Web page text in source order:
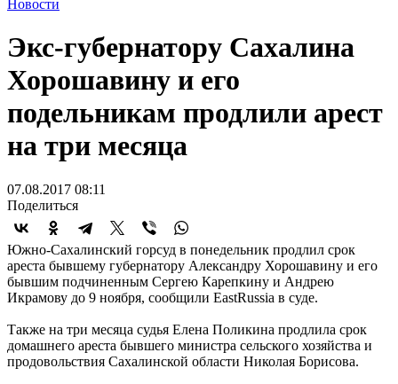
Новости
Экс-губернатору Сахалина
Хорошавину и его
подельникам продлили арест
на три месяца
07.08.2017 08:11
Поделиться
Южно-Сахалинский горсуд в понедельник продлил срок
ареста бывшему губернатору Александру Хорошавину и его
бывшим подчиненным Сергею Карепкину и Андрею
Икрамову до 9 ноября, сообщили EastRussia в суде.
Также на три месяца судья Елена Поликина продлила срок
домашнего ареста бывшего министра сельского хозяйства и
продовольствия Сахалинской области Николая Борисова.